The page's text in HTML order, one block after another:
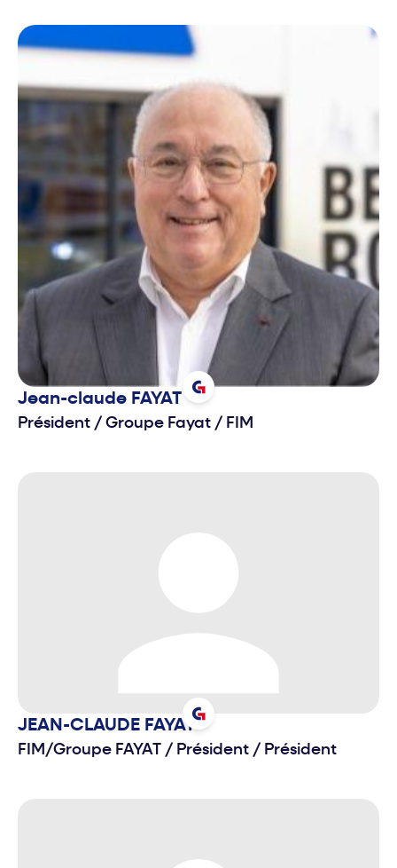
organisations internationales de normalisation des
réseaux mobiles. À partir de 2005, elle évolue vers la
gestion de produit et le financement de projets. En
2020, Sarah intègre la Caisse des Dépôts en tant
qu’investisseur dans les infrastructures numériques
pour développer l’activité dans le domaine des
réseaux mobiles et notamment des réseaux 5G
privés.
Jean-claude FAYAT
Président / Groupe Fayat / FIM
JEAN-CLAUDE FAYAT
FIM/Groupe FAYAT / Président / Président